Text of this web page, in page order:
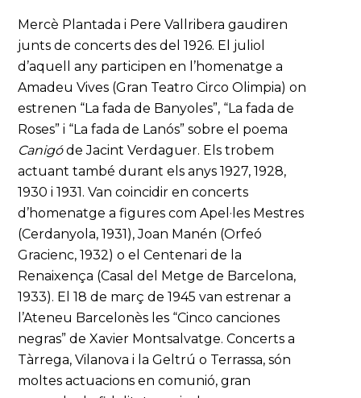
Mercè Plantada i Pere Vallribera gaudiren
junts de concerts des del 1926. El juliol
d’aquell any participen en l’homenatge a
Amadeu Vives (Gran Teatro Circo Olimpia) on
estrenen “La fada de Banyoles”, “La fada de
Roses” i “La fada de Lanós” sobre el poema
Canigóde Jacint Verdaguer. Els trobem
actuant també durant els anys 1927, 1928,
1930 i 1931. Van coincidir en concerts
d’homenatge a figures com Apel·les Mestres
(Cerdanyola, 1931), Joan Manén (Orfeó
Gracienc, 1932) o el Centenari de la
Renaixença (Casal del Metge de Barcelona,
1933). El 18 de març de 1945 van estrenar a
l’Ateneu Barcelonès les “Cinco canciones
negras” de Xavier Montsalvatge. Concerts a
Tàrrega, Vilanova i la Geltrú o Terrassa, són
moltes actuacions en comunió, gran